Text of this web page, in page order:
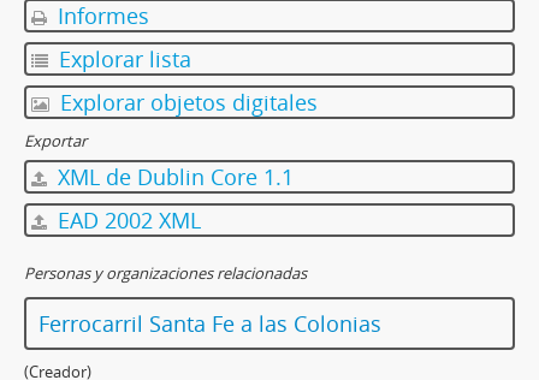
Informes
Explorar lista
Explorar objetos digitales
Exportar
XML de Dublin Core 1.1
EAD 2002 XML
Personas y organizaciones relacionadas
Ferrocarril Santa Fe a las Colonias
(Creador)